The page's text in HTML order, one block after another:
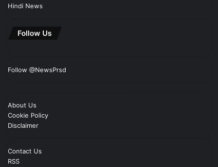
Hindi News
Follow Us
Follow @NewsPrsd
About Us
Cookie Policy
Disclaimer
Contact Us
RSS